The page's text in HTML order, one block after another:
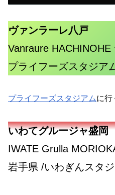
ヴァンラーレ八戸
Vanraure HACHINOHE
プライフーズスタジア
プライフーズスタジアムに行
いわてグルージャ盛岡
IWATE Grulla
岩手県 /いわぎんスタジ